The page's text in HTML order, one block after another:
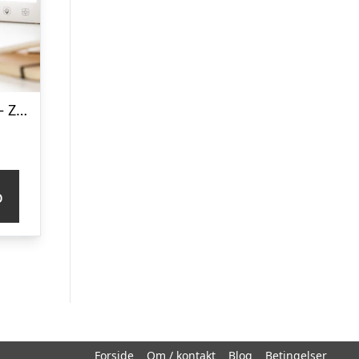
Lysterapilampe – Zenkuru
Forside Om / kontakt Blog Betingelser